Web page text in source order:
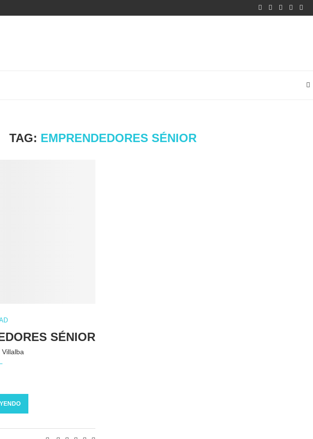
TAG: EMPRENDEDORES SÉNIOR
SÉNIOR
Villalba